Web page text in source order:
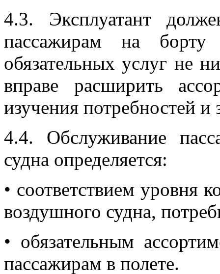
4.3. Эксплуатант
пассажирам на борту
обязательных услуг не
вправе расширить
изучения потребностей и
4.4. Обслуживание
судна определяется:
• соответствием уровня
воздушного судна,
• обязательным
пассажирам в полете.